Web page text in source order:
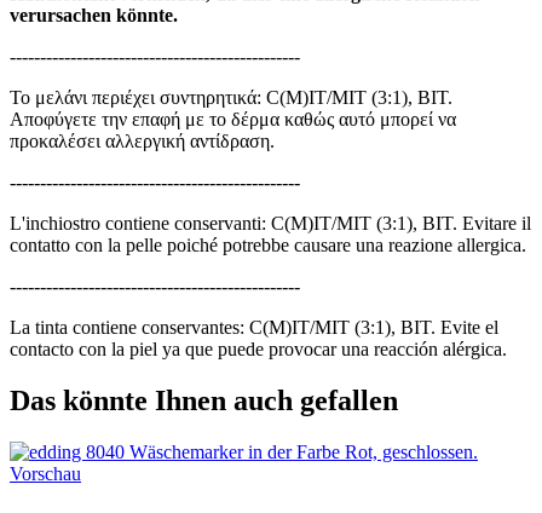
verursachen könnte.
------------------------------------------------
Το μελάνι περιέχει συντηρητικά: C(M)IT/MIT (3:1), BIT.
Αποφύγετε την επαφή με το δέρμα καθώς αυτό μπορεί να
προκαλέσει αλλεργική αντίδραση.
------------------------------------------------
L'inchiostro contiene conservanti: C(M)IT/MIT (3:1), BIT. Evitare il
contatto con la pelle poiché potrebbe causare una reazione allergica.
------------------------------------------------
La tinta contiene conservantes: C(M)IT/MIT (3:1), BIT. Evite el
contacto con la piel ya que puede provocar una reacción alérgica.
Das könnte Ihnen auch gefallen
Vorschau